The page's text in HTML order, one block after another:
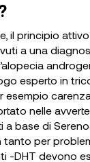
il principio
a una
esperto in
esempio
nelle
a base di
tanto per
-DHT devono